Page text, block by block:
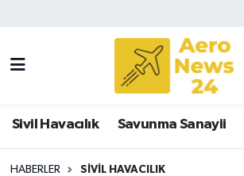
Sivil Havacılık Savunma Sanayii
HABERLER SIVIL HAVACILIK